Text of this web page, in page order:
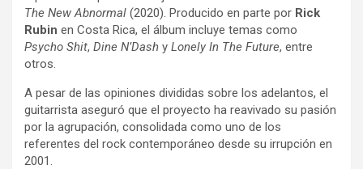
The New Abnormal (2020). Producido en parte por Rick
Rubin en Costa Rica, el álbum incluye temas como
Psycho Shit, Dine N’Dash y Lonely In The Future, entre
otros.
A pesar de las opiniones divididas sobre los adelantos, el
guitarrista aseguró que el proyecto ha reavivado su pasión
por la agrupación, consolidada como uno de los
referentes del rock contemporáneo desde su irrupción en
2001.